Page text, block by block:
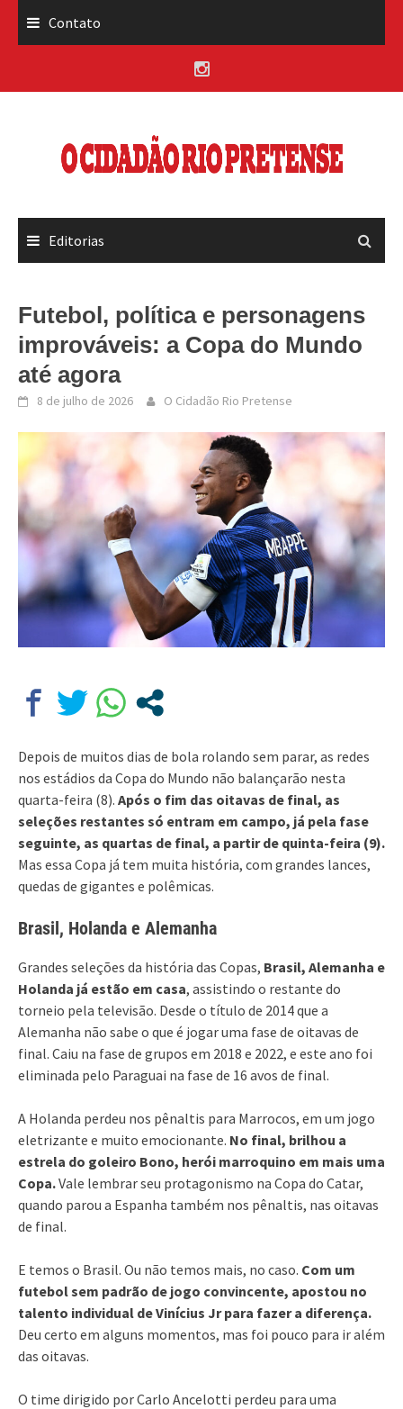
Contato
Editorias
Futebol, política e personagens
improváveis: a Copa do Mundo
até agora
8 de julho de 2026 O Cidadão Rio Pretense
Depois de muitos dias de bola rolando sem parar, as redes
nos estádios da Copa do Mundo não balançarão nesta
quarta-feira (8). Após o fim das oitavas de final, as
seleções restantes só entram em campo, já pela fase
seguinte, as quartas de final, a partir de quinta-feira (9).
Mas essa Copa já tem muita história, com grandes lances,
quedas de gigantes e polêmicas.
Brasil, Holanda e Alemanha
Grandes seleções da história das Copas, Brasil, Alemanha e
Holanda já estão em casa, assistindo o restante do
torneio pela televisão. Desde o título de 2014 que a
Alemanha não sabe o que é jogar uma fase de oitavas de
final. Caiu na fase de grupos em 2018 e 2022, e este ano foi
eliminada pelo Paraguai na fase de 16 avos de final.
A Holanda perdeu nos pênaltis para Marrocos, em um jogo
eletrizante e muito emocionante. No final, brilhou a
estrela do goleiro Bono, herói marroquino em mais uma
Copa.Vale lembrar seu protagonismo na Copa do Catar,
quando parou a Espanha também nos pênaltis, nas oitavas
de final.
E temos o Brasil. Ou não temos mais, no caso. Com um
futebol sem padrão de jogo convincente, apostou no
talento individual de Vinícius Jr para fazer a diferença.
Deu certo em alguns momentos, mas foi pouco para ir além
das oitavas.
O time dirigido por Carlo Ancelotti perdeu para uma